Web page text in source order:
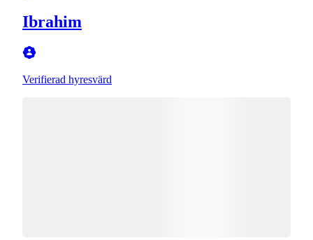
Ibrahim
Verifierad hyresvärd